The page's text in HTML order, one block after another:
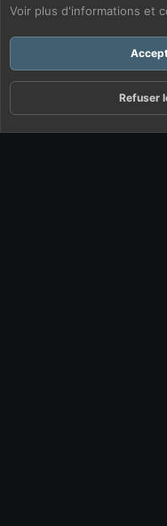
Voir plus d'informations et
Refuser